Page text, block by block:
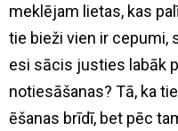
meklējam lietas, kas
tie bieži vien ir cepumi,
esi sācis justies labāk
notiesāšanas? Tā, ka
ēšanas brīdī, bet pēc